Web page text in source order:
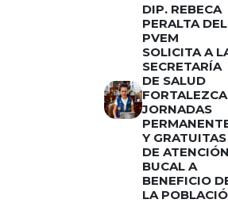
DIP. REBECA
PERALTA DEL
PVEM
SOLICITA A
SECRETARÍA
DE SALUD
FORTALEZCA
JORNADAS
Y GRATUITAS
DE
BUCAL A
BENEFICIO
LA